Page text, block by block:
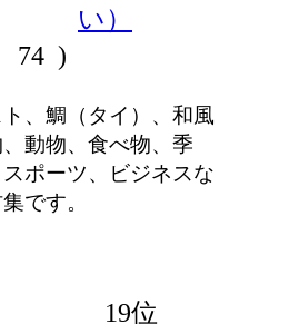
い）
74 )
、鯛（タイ）、和風
動物、食べ物、季
ポーツ、ビジネスな
です。
19位